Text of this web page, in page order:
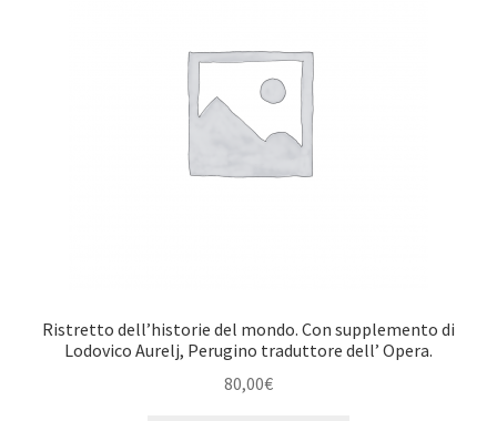
Ristretto dell’historie del mondo. Con supplemento di
Lodovico Aurelj, Perugino traduttore dell’ Opera.
80,00€